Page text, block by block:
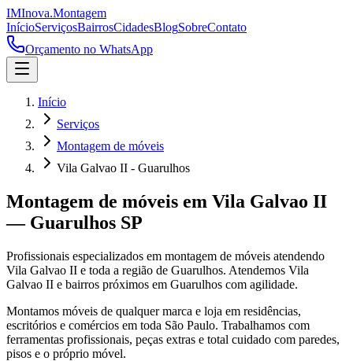
IMInova.Montagem
InícioServiçosBairrosCidadesBlogSobreContato
Orçamento no WhatsApp
Início
Serviços
Montagem de móveis
Vila Galvao II - Guarulhos
Montagem de móveis em Vila Galvao II
— Guarulhos SP
Profissionais especializados em montagem de móveis atendendo
Vila Galvao II e toda a região de Guarulhos. Atendemos Vila
Galvao II e bairros próximos em Guarulhos com agilidade.
Montamos móveis de qualquer marca e loja em residências,
escritórios e comércios em toda São Paulo. Trabalhamos com
ferramentas profissionais, peças extras e total cuidado com paredes,
pisos e o próprio móvel.